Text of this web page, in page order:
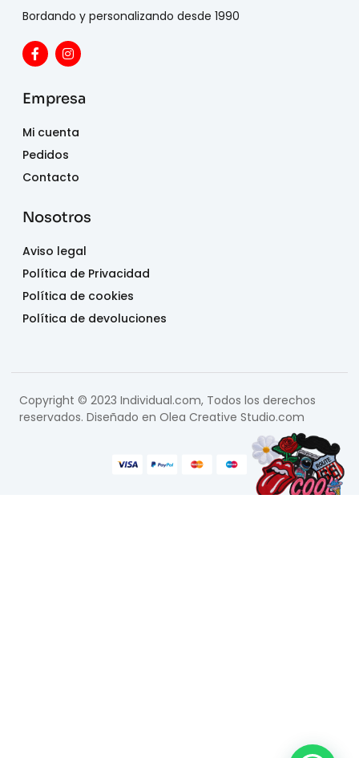
Bordando y personalizando desde 1990
Empresa
Mi cuenta
Pedidos
Contacto
Nosotros
Aviso legal
Política de Privacidad
Política de cookies
Política de devoluciones
Copyright © 2023 Individual.com, Todos los derechos
reservados. Diseñado en Olea Creative Studio.com